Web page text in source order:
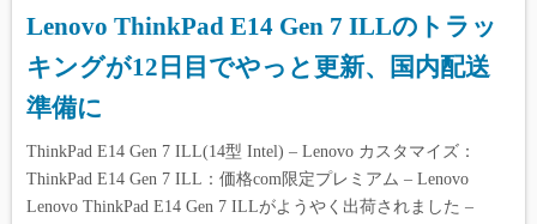
Lenovo ThinkPad E14 Gen 7 ILLのトラッ
キングが12日目でやっと更新、国内配送
準備に
ThinkPad E14 Gen 7 ILL(14型 Intel) – Lenovo カスタマイズ：
ThinkPad E14 Gen 7 ILL：価格com限定プレミアム – Lenovo
Lenovo ThinkPad E14 Gen 7 ILLがようやく出荷されました –